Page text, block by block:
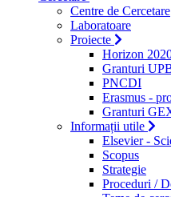
Centre de Cercetare
Laboratoare
Proiecte
Horizon
Granturi
PNCDI
Erasmus -
Granturi
Informații utile
Elsevier -
Scopus
Strategie
Proceduri /